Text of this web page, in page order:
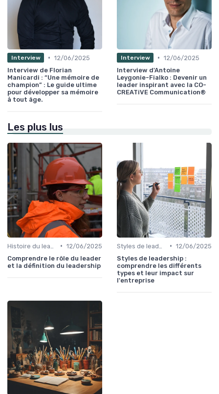
Interview • 12/06/2025
Interview de Florian
Manicardi : “Une mémoire de
champion” : Le guide ultime
pour développer sa mémoire
à tout âge.
Interview • 12/06/2025
Interview d'Antoine
Leygonie-Fialko : Devenir un
leader inspirant avec la CO-
CREATiVE Communication®
Les plus lus
• 12/06/2025
Comprendre le rôle du leader
et la définition du leadership
• 12/06/2025
Styles de leadership :
comprendre les différents
types et leur impact sur
l'entreprise